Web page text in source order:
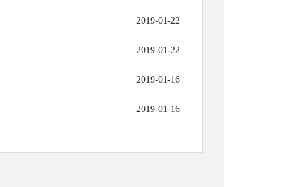
2019-01-22
2019-01-22
2019-01-16
2019-01-16